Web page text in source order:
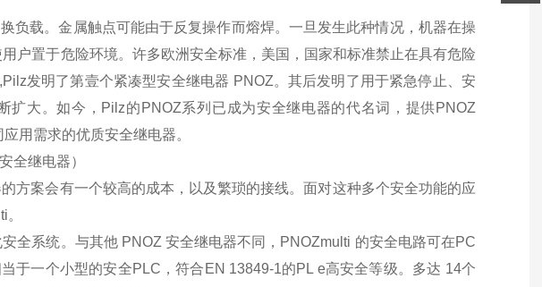
负载。金属触点可能由于反复操作而熔焊。一旦发生此种情况，机器在操
户置于危险环境。许多欧洲安全标准，美国，国家和标准禁止在具有危险
发明了第壹个紧凑型安全继电器 PNOZ。其后发明了用于紧急停止、安
扩大。如今，Pilz的PNOZ系列已成为安全继电器的代名词，提供PNOZ
用需求的优质安全继电器。
全继电器）
方案会有一个较高的成本，以及繁琐的接线。面对这种多个安全功能的应
全系统。与其他 PNOZ 安全继电器不同，PNOZmulti 的安全电路可在PC
于一个小型的安全PLC，符合EN 13849-1的PL e高安全等级。多达 14个